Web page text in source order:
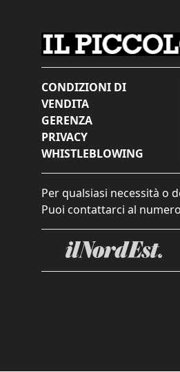
CONDIZIONI DI
VENDITA
GERENZA
PRIVACY
WHISTLEBLOWING
Per qualsiasi necessità o
Puoi contattarci al numero